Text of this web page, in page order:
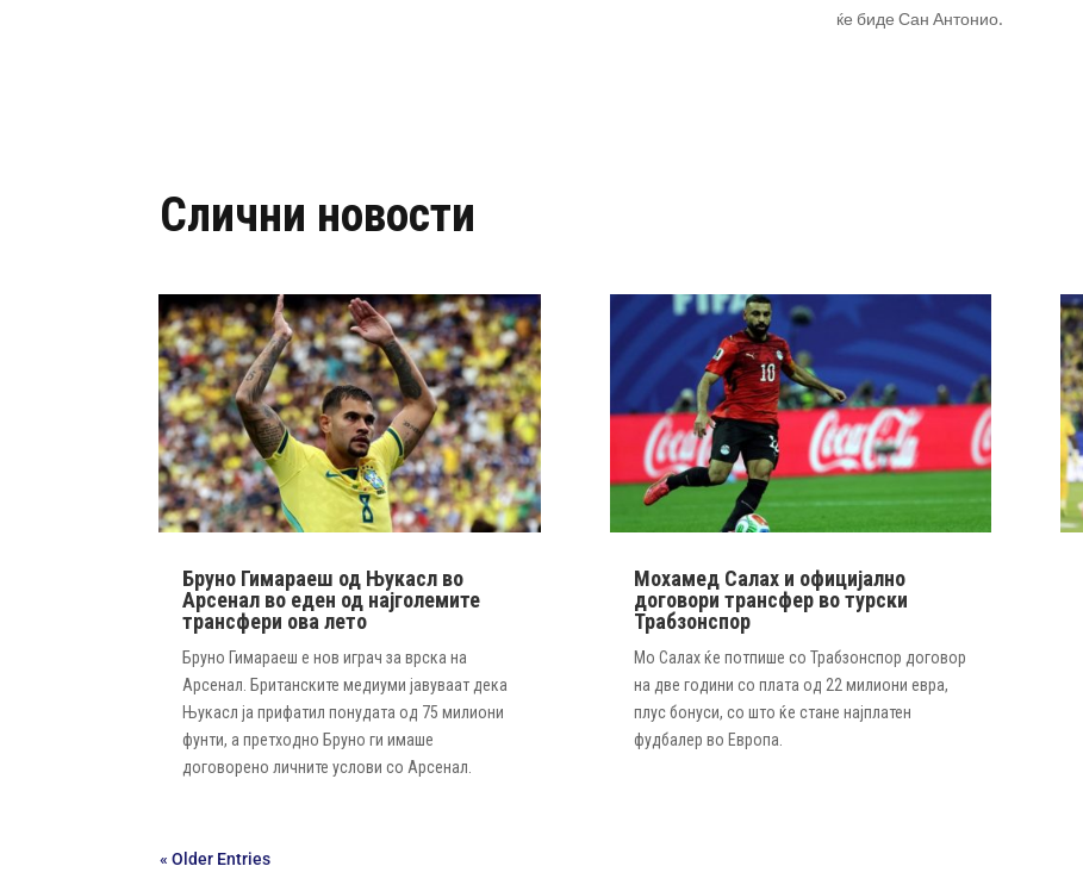
ќе биде Сан Антонио.
Слични новости
Бруно Гимараеш од Њукасл во
Арсенал во еден од најголемите
трансфери ова лето
Бруно Гимараеш е нов играч за врска на
Арсенал. Британските медиуми јавуваат дека
Њукасл ја прифатил понудата од 75 милиони
фунти, а претходно Бруно ги имаше
договорено личните услови со Арсенал.
Мохамед Салах и официјално
договори трансфер во турски
Трабзонспор
Мо Салах ќе потпише со Трабзонспор договор
на две години со плата од 22 милиони евра,
плус бонуси, со што ќе стане најплатен
фудбалер во Европа.
« Older Entries